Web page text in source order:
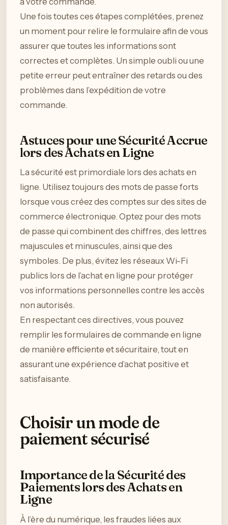
Une fois toutes ces étapes complétées, prenez
un moment pour relire le formulaire afin de vous
assurer que toutes les informations sont
correctes et complètes. Un simple oubli ou une
petite erreur peut entraîner des retards ou des
problèmes dans l’expédition de votre
commande.
Astuces pour une Sécurité Accrue
lors des Achats en Ligne
La sécurité est primordiale lors des achats en
ligne. Utilisez toujours des mots de passe forts
lorsque vous créez des comptes sur des sites de
commerce électronique. Optez pour des mots
de passe qui combinent des chiffres, des lettres
majuscules et minuscules, ainsi que des
symboles. De plus, évitez les réseaux Wi-Fi
publics lors de l’achat en ligne pour protéger
vos informations personnelles contre les accès
non autorisés.
En respectant ces directives, vous pouvez
remplir les formulaires de commande en ligne
de manière efficiente et sécuritaire, tout en
assurant une expérience d’achat positive et
satisfaisante.
Choisir un mode de
paiement sécurisé
Importance de la Sécurité des
Paiements lors des Achats en
Ligne
À l’ère du numérique, les fraudes liées aux